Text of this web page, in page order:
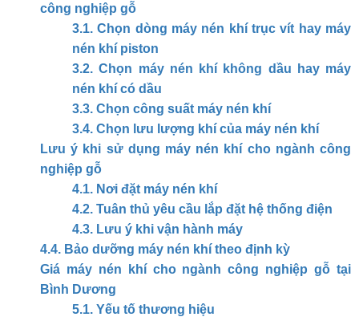
công nghiệp gỗ
3.1. Chọn dòng máy nén khí trục vít hay máy
nén khí piston
3.2. Chọn máy nén khí không dầu hay máy
nén khí có dầu
3.3. Chọn công suất máy nén khí
3.4. Chọn lưu lượng khí của máy nén khí
Lưu ý khi sử dụng máy nén khí cho ngành công
nghiệp gỗ
4.1. Nơi đặt máy nén khí
4.2. Tuân thủ yêu cầu lắp đặt hệ thống điện
4.3. Lưu ý khi vận hành máy
4.4. Bảo dưỡng máy nén khí theo định kỳ
Giá máy nén khí cho ngành công nghiệp gỗ tại
Bình Dương
5.1. Yếu tố thương hiệu